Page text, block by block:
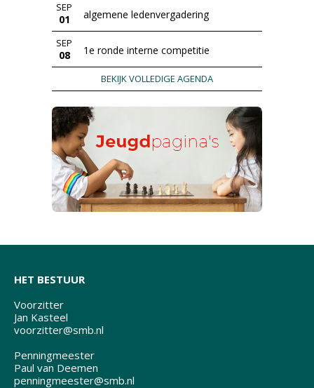
SEP
01 algemene ledenvergadering
SEP
08 1e ronde interne competitie
BEKIJK VOLLEDIGE AGENDA
HET BESTUUR
Voorzitter
Jan Kasteel
voorzitter@smb.nl
Penningmeester
Paul van Deemen
penningmeester@smb.nl